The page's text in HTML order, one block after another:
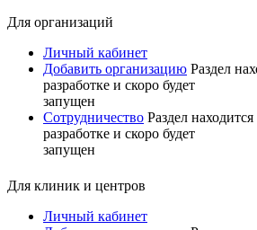
Для организаций
Личный кабинет
Добавить организацию Раздел
разработке и скоро будет
запущен
Сотрудничество Раздел находится
разработке и скоро будет
запущен
Для клиник и центров
Личный кабинет